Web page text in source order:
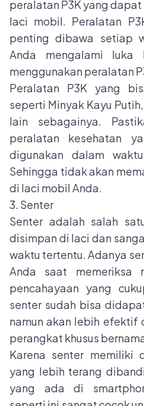
peralatan P3K yang
laci mobil. Peralatan
penting dibawa setiap
Anda mengalami luka
menggunakan peralatan
Peralatan P3K yang
seperti Minyak Kayu
lain sebagainya.
peralatan kesehatan
digunakan dalam
Sehingga tidak akan
di laci mobil Anda.
3. Senter
Senter adalah salah
disimpan di laci dan
waktu tertentu. Adanya
Anda saat memeriksa
pencahayaan yang
senter sudah bisa
namun akan lebih efektif
perangkat khusus
Karena senter memiliki
yang lebih terang
yang ada di